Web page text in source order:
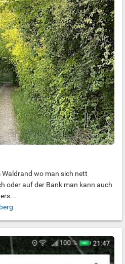
wo man sich nett
oder auf der Bank man kann auch